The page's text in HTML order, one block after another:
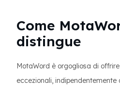
Come
distingue
MotaWord è orgogliosa di
eccezionali, indipendentemente